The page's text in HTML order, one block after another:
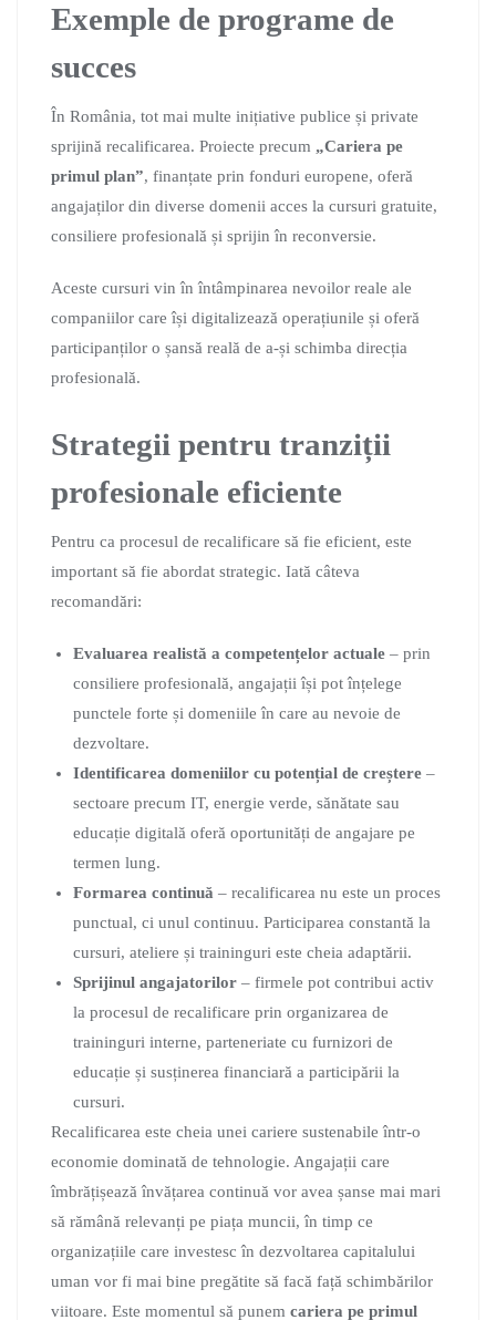
Exemple de programe de
succes
În România, tot mai multe inițiative publice și private
sprijină recalificarea. Proiecte precum „Cariera pe
primul plan”, finanțate prin fonduri europene, oferă
angajaților din diverse domenii acces la cursuri gratuite,
consiliere profesională și sprijin în reconversie.
Aceste cursuri vin în întâmpinarea nevoilor reale ale
companiilor care își digitalizează operațiunile și oferă
participanților o șansă reală de a-și schimba direcția
profesională.
Strategii pentru tranziții
profesionale eficiente
Pentru ca procesul de recalificare să fie eficient, este
important să fie abordat strategic. Iată câteva
recomandări:
Evaluarea realistă a competențelor actuale – prin
consiliere profesională, angajații își pot înțelege
punctele forte și domeniile în care au nevoie de
dezvoltare.
Identificarea domeniilor cu potențial de creștere –
sectoare precum IT, energie verde, sănătate sau
educație digitală oferă oportunități de angajare pe
termen lung.
Formarea continuă – recalificarea nu este un proces
punctual, ci unul continuu. Participarea constantă la
cursuri, ateliere și traininguri este cheia adaptării.
Sprijinul angajatorilor – firmele pot contribui activ
la procesul de recalificare prin organizarea de
traininguri interne, parteneriate cu furnizori de
educație și susținerea financiară a participării la
cursuri.
Recalificarea este cheia unei cariere sustenabile într-o
economie dominată de tehnologie. Angajații care
îmbrățișează învățarea continuă vor avea șanse mai mari
să rămână relevanți pe piața muncii, în timp ce
organizațiile care investesc în dezvoltarea capitalului
uman vor fi mai bine pregătite să facă față schimbărilor
viitoare. Este momentul să punem cariera pe primul